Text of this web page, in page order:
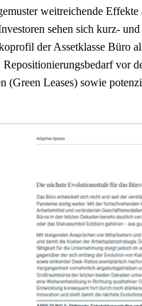
weitreichende
sehen sich kurz-
der Assetklasse Büro
vor
Leases) sowie